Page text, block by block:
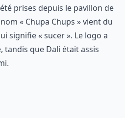
prises depuis le pavillon de
« Chupa Chups » vient du
signifie « sucer ». Le logo a
tandis que Dali était assis